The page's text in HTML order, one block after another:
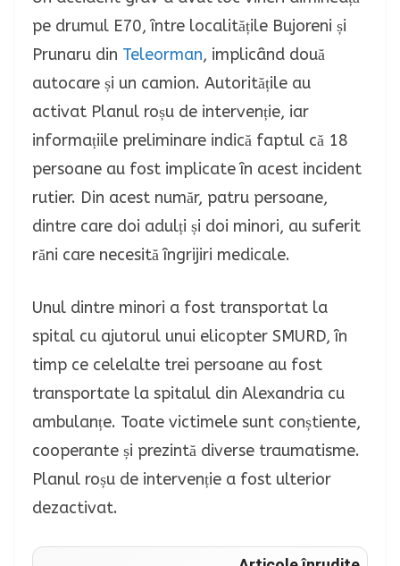
pe drumul E70, între localitățile Bujoreni și
Prunaru din Teleorman, implicând două
autocare și un camion. Autoritățile au
activat Planul roșu de intervenție, iar
informațiile preliminare indică faptul că 18
persoane au fost implicate în acest incident
rutier. Din acest număr, patru persoane,
dintre care doi adulți și doi minori, au suferit
răni care necesită îngrijiri medicale.
Unul dintre minori a fost transportat la
spital cu ajutorul unui elicopter SMURD, în
timp ce celelalte trei persoane au fost
transportate la spitalul din Alexandria cu
ambulanțe. Toate victimele sunt conștiente,
cooperante și prezintă diverse traumatisme.
Planul roșu de intervenție a fost ulterior
dezactivat.